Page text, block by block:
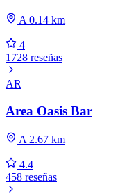
A 0.14 km
4
1728 reseñas
AR
Area Oasis Bar
A 2.67 km
4.4
458 reseñas